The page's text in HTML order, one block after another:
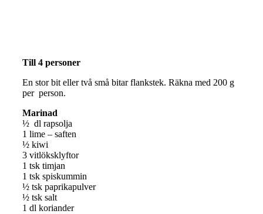
Till 4 personer
En stor bit eller två små bitar flankstek. Räkna med 200 g
per person.
Marinad
½ dl rapsolja
1 lime – saften
½ kiwi
3 vitlöksklyftor
1 tsk timjan
1 tsk spiskummin
½ tsk paprikapulver
½ tsk salt
1 dl koriander